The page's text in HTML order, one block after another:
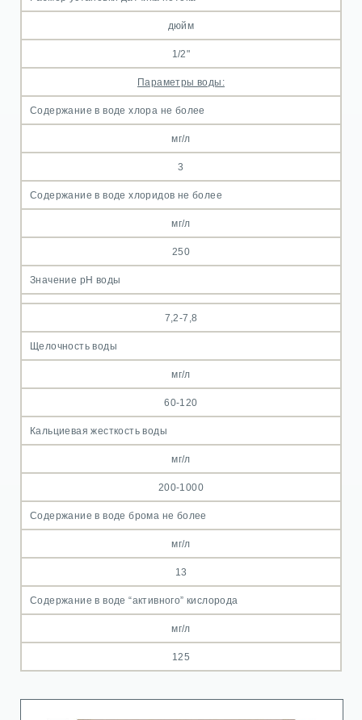
дюйм
1/2"
Параметры воды:
Содержание в воде хлора не более
мг/л
3
Содержание в воде хлоридов не более
мг/л
250
Значение рН воды
7,2-7,8
Щелочность воды
мг/л
60-120
Кальциевая жесткость воды
мг/л
200-1000
Содержание в воде брома не более
мг/л
13
Содержание в воде “активного” кислорода
мг/л
125